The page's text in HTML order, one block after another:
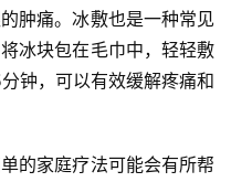
肿痛。冰敷也是一种常见
冰块包在毛巾中，轻轻敷
钟，可以有效缓解疼痛和
的家庭疗法可能会有所帮